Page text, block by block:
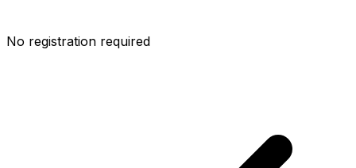
No registration required